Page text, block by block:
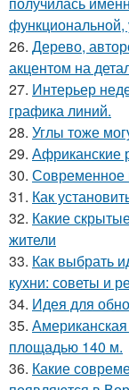
функциональной,
26. Дерево,
акцентом на
27. Интерьер
графика линий.
28. Углы тоже
29. Африканские
30. Современное
31. Как
32. Какие
жители
33. Как выбрать
кухни: советы и
34. Идея для
35.
площадью 140 м.
36. Какие